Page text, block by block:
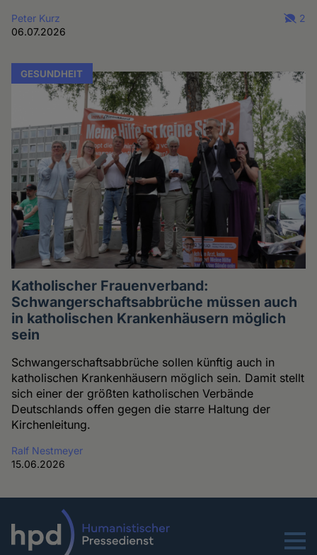
Peter Kurz
06.07.2026
2
GESUNDHEIT
Katholischer Frauenverband:
Schwangerschaftsabbrüche müssen auch
in katholischen Krankenhäusern möglich
sein
Schwangerschaftsabbrüche sollen künftig auch in
katholischen Krankenhäusern möglich sein. Damit stellt
sich einer der größten katholischen Verbände
Deutschlands offen gegen die starre Haltung der
Kirchenleitung.
Ralf Nestmeyer
15.06.2026
Menu